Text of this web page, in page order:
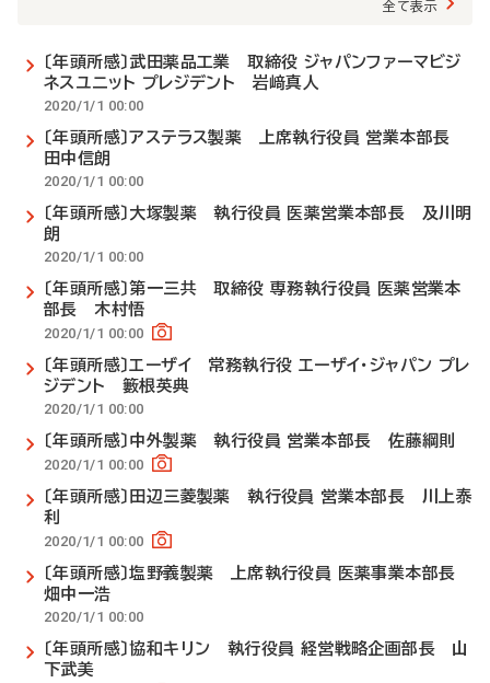
全て表示
〔年頭所感〕武田薬品工業 取締役 ジャパンファーマビジ
ネスユニット プレジデント 岩﨑真人
2020/1/1 00:00
〔年頭所感〕アステラス製薬 上席執行役員 営業本部長
田中信朗
2020/1/1 00:00
〔年頭所感〕大塚製薬 執行役員 医薬営業本部長 及川明
朗
2020/1/1 00:00
〔年頭所感〕第一三共 取締役 専務執行役員 医薬営業本
部長 木村悟
2020/1/1 00:00
〔年頭所感〕エーザイ 常務執行役 エーザイ・ジャパン プレ
ジデント 籔根英典
2020/1/1 00:00
〔年頭所感〕中外製薬 執行役員 営業本部長 佐藤綱則
2020/1/1 00:00
〔年頭所感〕田辺三菱製薬 執行役員 営業本部長 川上泰
利
2020/1/1 00:00
〔年頭所感〕塩野義製薬 上席執行役員 医薬事業本部長
畑中一浩
2020/1/1 00:00
〔年頭所感〕協和キリン 執行役員 経営戦略企画部長 山
下武美